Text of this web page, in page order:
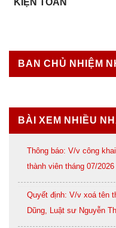
BAN CHỦ NHIỆM
BÀI XEM NHIỀU
Thông báo: V/v công
thành viên tháng 07/2026
Quyết định: V/v xoá tên
Dũng, Luật sư Nguyễn
sư Lê Thị Oanh